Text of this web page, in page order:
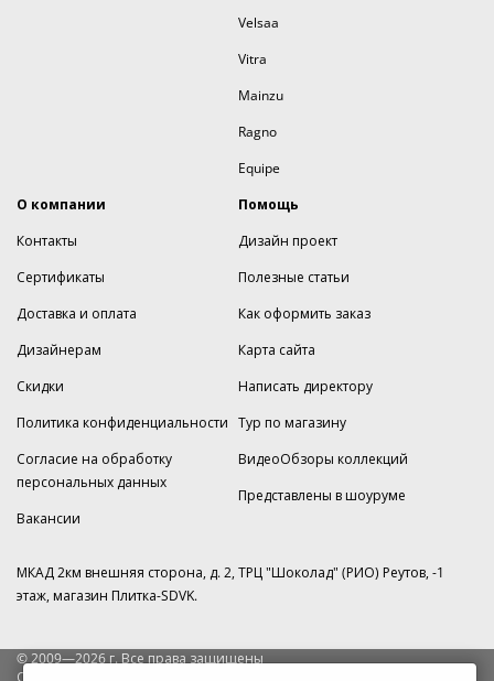
Velsaa
Vitra
Mainzu
Ragno
Equipe
О компании
Контакты
Сертификаты
Доставка и оплата
Дизайнерам
Скидки
Политика конфиденциальности
Согласие на обработку
персональных данных
Вакансии
Помощь
Дизайн проект
Полезные статьи
Как оформить заказ
Карта сайта
Написать директору
Тур по магазину
ВидеоОбзоры коллекций
Представлены в шоуруме
МКАД 2км внешняя сторона, д. 2, ТРЦ "Шоколад" (РИО) Реутов, -1
этаж, магазин Плитка-SDVK.
© 2009—2026 г. Все права защищены
Обращаем Ваше внимание на то, что данный интернет-сайт носит